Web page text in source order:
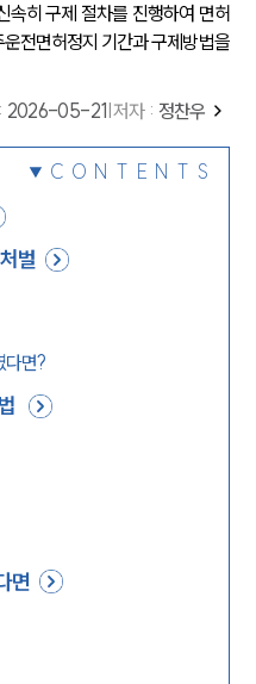
속히 구제 절차를 진행하여 면허
전면허정지 기간과 구제방법을
: 2026-05-21 저자 : 정찬우
CONTENTS
벌
다면?
면